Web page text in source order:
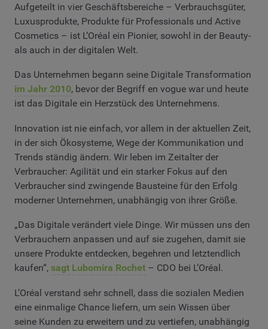
Aufgeteilt in vier Geschäftsbereiche – Verbrauchsgüter,
Luxusprodukte, Produkte für Professionals und Active
Cosmetics – ist L’Oréal ein Pionier, sowohl in der Beauty-
als auch in der digitalen Welt.
Das Unternehmen begann seine Digitale Transformation
im Jahr 2010, bevor der Begriff en vogue war und heute
ist das Digitale ein Herzstück des Unternehmens.
Innovation ist nie einfach, vor allem in der aktuellen Zeit,
in der sich Ökosysteme, Wege der Kommunikation und
Trends ständig ändern. Wir leben im Zeitalter der
Verbraucher: Agilität und ein starker Fokus auf den
Verbraucher sind zwingende Bausteine für den Erfolg
moderner Unternehmen, unabhängig von ihrer Größe.
„Das Digitale verändert viele Dinge. Wir müssen uns den
Verbrauchern anpassen und auf sie zugehen, damit sie
unsere Produkte entdecken, begehren und letztendlich
kaufen“, sagt Lubomira Rochet – CDO bei L’Oréal.
L’Oréal verstand sehr schnell, dass die sozialen Medien
eine einmalige Chance liefern, um sein Wissen über
seine Kunden zu erweitern und zu vertiefen, unabhängig